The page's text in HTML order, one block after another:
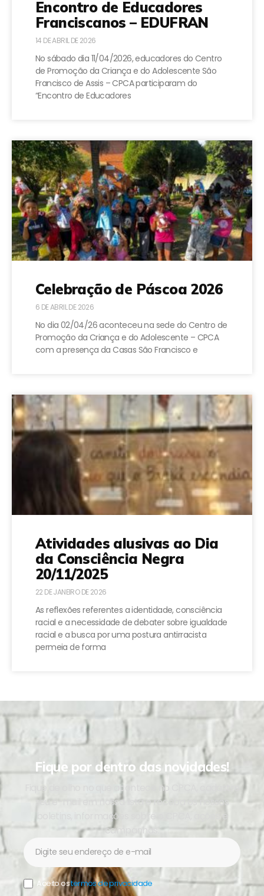
Encontro de Educadores
Franciscanos – EDUFRAN
14 DE ABRIL DE 2026
No sábado dia 11/04/2026, educadores do Centro
de Promoção da Criança e do Adolescente São
Francisco de Assis – CPCA participaram do
“Encontro de Educadores
Celebração de Páscoa 2026
6 DE ABRIL DE 2026
No dia 02/04/26 aconteceu na sede do Centro de
Promoção da Criança e do Adolescente – CPCA
com a presença da Casas São Francisco e
Atividades alusivas ao Dia
da Consciência Negra
20/11/2025
22 DE JANEIRO DE 2026
As reflexões referentes a identidade, consciência
racial e a necessidade de debater sobre igualdade
racial e a busca por uma postura antirracista
permeia de forma
Fique por dentro das novidades!
Fique de olho no que acontece no CPCA, cadastre
seu e-mail em nossa lista e receba os nossos
boletins, informações sobre o CPCA, ações e
campanhas.
Aceito ostermos de privacidade.